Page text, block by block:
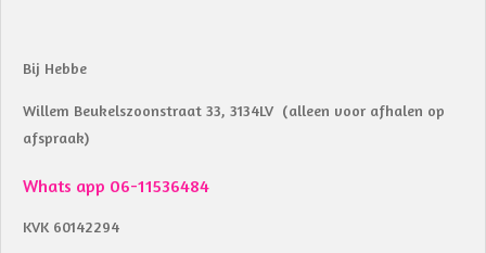
Bij Hebbe
Willem Beukelszoonstraat 33, 3134LV (alleen voor afhalen op
afspraak)
Whats app 06-11536484
KVK 60142294